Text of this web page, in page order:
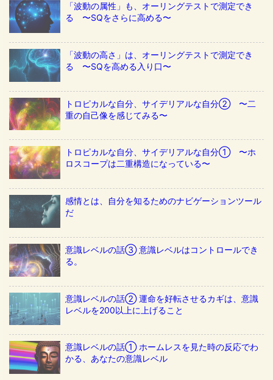
「波動の属性」も、オーリングテストで測定でき
る 〜SQをさらに高める〜
「波動の高さ」は、オーリングテストで測定でき
る 〜SQを高める入り口〜
トロピカルな自分、サイデリアルな自分② 〜二
重の自己像を感じてみる〜
トロピカルな自分、サイデリアルな自分① 〜ホ
ロスコープは二重構造になっている〜
感情とは、自分を知るためのナビゲーションツール
だ
意識レベルの話③ 意識レベルはコントロールでき
る。
意識レベルの話② 運命を好転させるカギは、意識
レベルを200以上に上げること
意識レベルの話① ホームレスを見た時の反応でわ
かる、あなたの意識レベル